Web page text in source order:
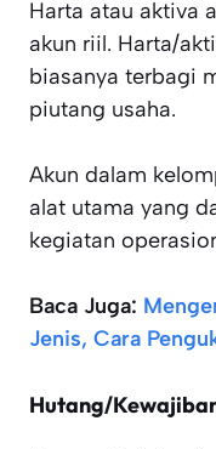
Harta atau aktiva
akun riil. Harta/
biasanya terbagi
piutang usaha.
Akun dalam
alat utama yang
kegiatan
Baca Juga:
Jenis, Cara
Hutang/